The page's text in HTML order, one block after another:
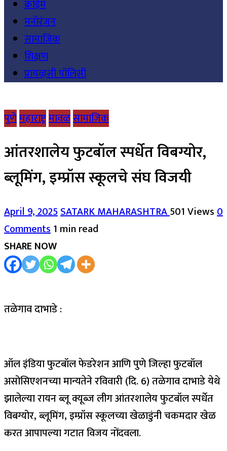
क्राईम
मनोरंजन
सामाजिक
शिक्षण
प्रायव्हसी पॉलिसी
पुणेमहाराष्ट्रमावळसामाजिक
आंतरशालेय फुटबॉल स्पर्धेत विबग्योर,
ब्लूमिंग, इम्प्रॉस स्कूलचे संघ विजयी
April 9, 2025SATARK MAHARASHTRA501 Views0
Comments1 min read
SHARE NOW
तळेगाव दाभाडे :
ऑल इंडिया फुटबॉल फेडरेशन आणि पुणे जिल्हा फुटबॉल
असोसिएशनच्या मान्यतेने रविवारी (दि. 6) तळेगाव दाभाडे येथे
झालेल्या रायन ब्लू क्यूब्ज लीग आंतरशालेय फुटबॉल स्पर्धेत
विबग्योर, ब्लूमिंग, इम्प्रॉस स्कूलच्या खेळाडुंनी चकमदार खेळ
करत आपापल्या गटात विजय नोंदवला.